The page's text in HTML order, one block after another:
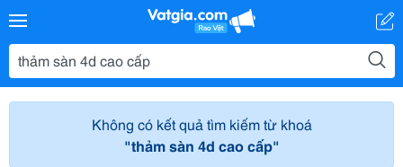
Không có kết quả tìm kiếm từ khoá
"thảm sàn 4d cao cấp"